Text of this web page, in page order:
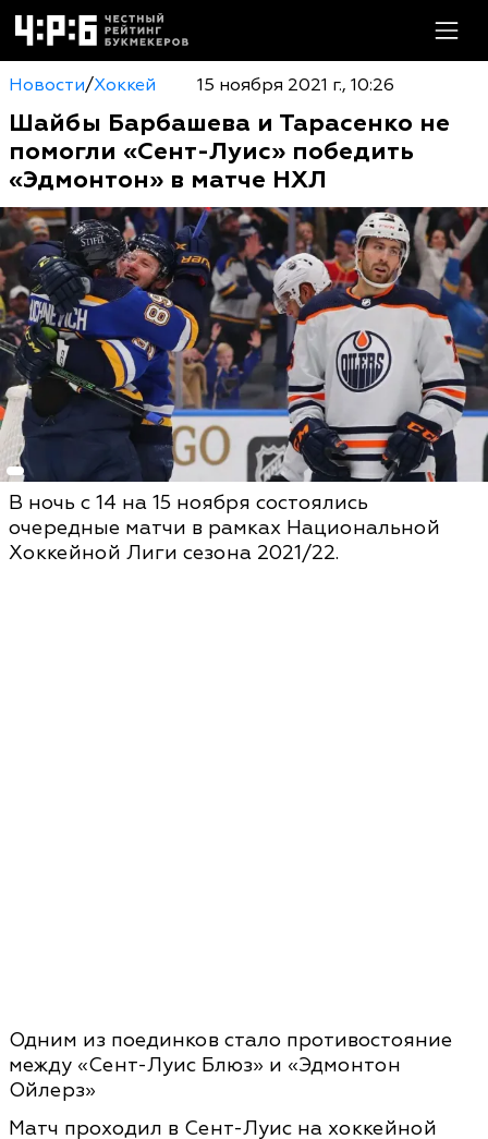
Новости/Хоккей 15 ноября 2021 г., 10:26
Шайбы Барбашева и Тарасенко не
помогли «Сент-Луис» победить
«Эдмонтон» в матче НХЛ
В ночь с 14 на 15 ноября состоялись
очередные матчи в рамках Национальной
Хоккейной Лиги сезона 2021/22.
Одним из поединков стало противостояние
между «Сент-Луис Блюз» и «Эдмонтон
Ойлерз»
Матч проходил в Сент-Луис на хоккейной